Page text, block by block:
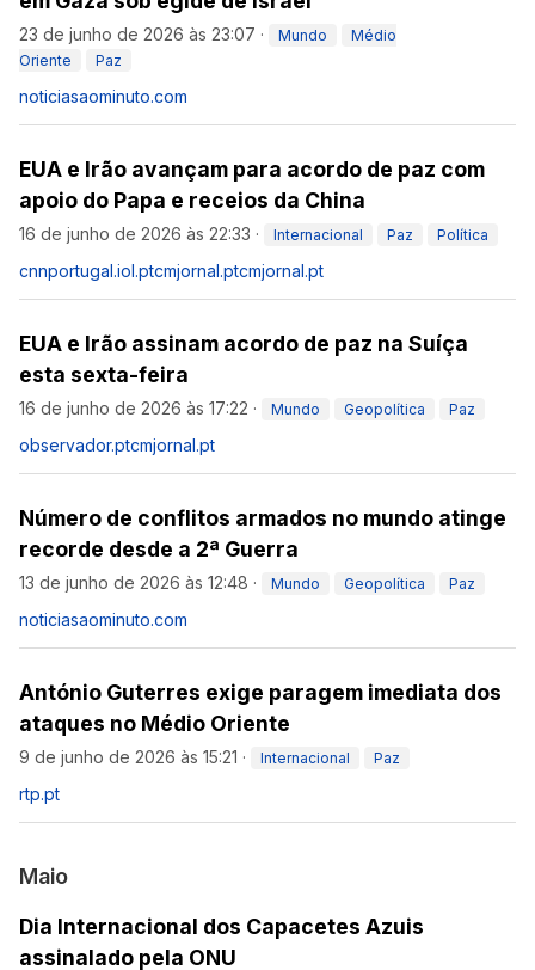
23 de junho de 2026 às 23:07 · Mundo
Médio
Oriente
Paz
noticiasaominuto.com
EUA e Irão avançam para acordo de paz com
apoio do Papa e receios da China
16 de junho de 2026 às 22:33 · Internacional Paz Política
cnnportugal.iol.ptcmjornal.ptcmjornal.pt
EUA e Irão assinam acordo de paz na Suíça
esta sexta-feira
16 de junho de 2026 às 17:22 · Mundo Geopolítica Paz
observador.ptcmjornal.pt
Número de conflitos armados no mundo atinge
recorde desde a 2ª Guerra
13 de junho de 2026 às 12:48 · Mundo Geopolítica Paz
noticiasaominuto.com
António Guterres exige paragem imediata dos
ataques no Médio Oriente
9 de junho de 2026 às 15:21 · Internacional Paz
rtp.pt
Maio
Dia Internacional dos Capacetes Azuis
assinalado pela ONU